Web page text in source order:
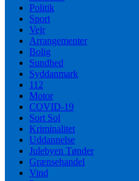
Politik
Sport
Vejr
Arrangementer
Bolig
Sundhed
Syddanmark
112
Motor
COVID-19
Sort Sol
Kriminalitet
Uddannelse
Julebyen Tønder
Grænsehandel
Vind